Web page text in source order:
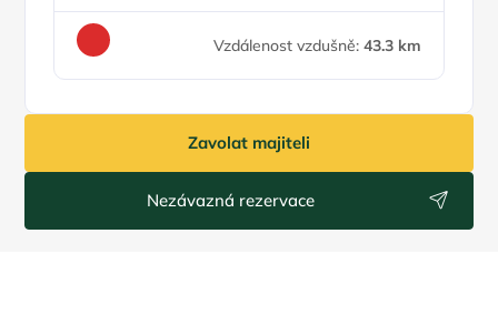
Vzdálenost vzdušně: 43.3 km
Zavolat majiteli
Nezávazná rezervace